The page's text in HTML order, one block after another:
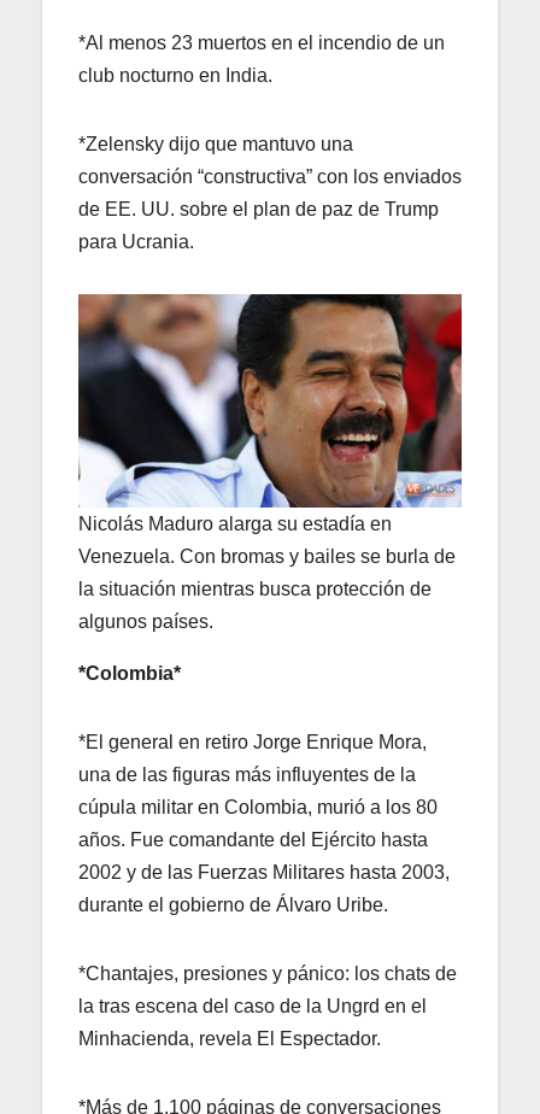
*Al menos 23 muertos en el incendio de un
club nocturno en India.
*Zelensky dijo que mantuvo una
conversación “constructiva” con los enviados
de EE. UU. sobre el plan de paz de Trump
para Ucrania.
Nicolás Maduro alarga su estadía en
Venezuela. Con bromas y bailes se burla de
la situación mientras busca protección de
algunos países.
*Colombia*
*El general en retiro Jorge Enrique Mora,
una de las figuras más influyentes de la
cúpula militar en Colombia, murió a los 80
años. Fue comandante del Ejército hasta
2002 y de las Fuerzas Militares hasta 2003,
durante el gobierno de Álvaro Uribe.
*Chantajes, presiones y pánico: los chats de
la tras escena del caso de la Ungrd en el
Minhacienda, revela El Espectador.
*Más de 1.100 páginas de conversaciones